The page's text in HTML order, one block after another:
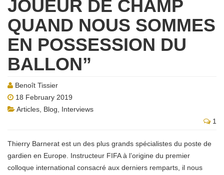
JOUEUR DE CHAMP
QUAND NOUS SOMMES
EN POSSESSION DU
BALLON”
Benoît Tissier
18 February 2019
Articles Blog
Interviews
1
Thierry Barnerat est un des plus grands spécialistes du poste de
gardien en Europe. Instructeur FIFA à l’origine du premier
colloque international consacré aux derniers remparts, il nous